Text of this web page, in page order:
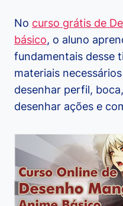
No curso grátis de
básico, o aluno
fundamentais desse
materiais
desenhar perfil,
desenhar ações e